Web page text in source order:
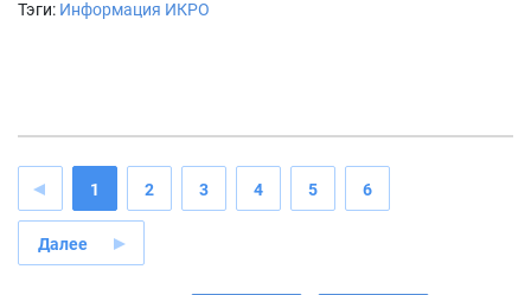
Тэги: Информация ИКРО
1 2 3 4 5 6
Далее